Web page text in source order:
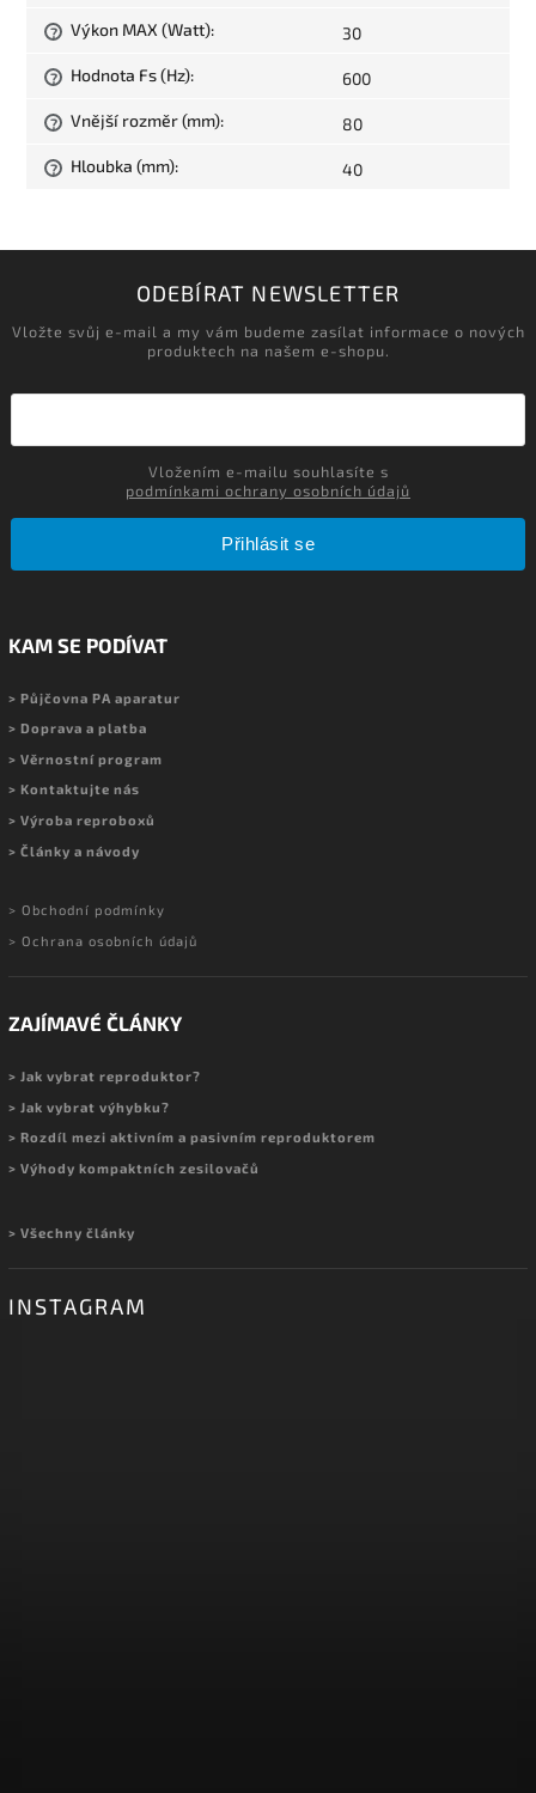
? Výkon MAX (Watt): 30
? Hodnota Fs (Hz): 600
? Vnější rozměr (mm): 80
? Hloubka (mm): 40
ODEBÍRAT NEWSLETTER
Vložte svůj e-mail a my vám budeme zasílat informace o nových
produktech na našem e-shopu.
podmínkami ochrany osobních údajů
Přihlásit se
KAM SE PODÍVAT
> Půjčovna PA aparatur
> Doprava a platba
> Věrnostní program
> Kontaktujte nás
> Výroba reproboxů
> Články a návody
> Obchodní podmínky
> Ochrana osobních údajů
ZAJÍMAVÉ ČLÁNKY
> Jak vybrat reproduktor?
> Jak vybrat výhybku?
> Rozdíl mezi aktivním a pasivním reproduktorem
> Výhody kompaktních zesilovačů
> Všechny články
INSTAGRAM